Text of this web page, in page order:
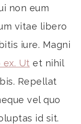
non eum
vitae libero
iure. Magni
Ut et nihil
Repellat
vel quo
id sit.